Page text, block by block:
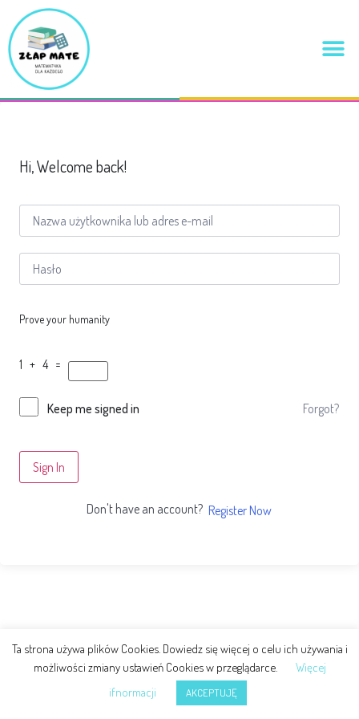
Hi, Welcome back!
Prove your humanity
1 + 4 =
Keep me signed in Forgot?
Sign In
Don't have an account? Register Now
Ta strona używa plików Cookies. Dowiedz się więcej o celu ich używania i
możliwości zmiany ustawień Cookies w przeglądarce.
Więcej
ifnormacji
AKCEPTUJĘ